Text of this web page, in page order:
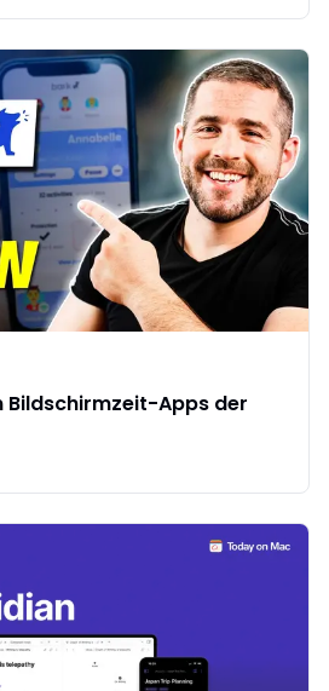
Bildschirmzeit-Apps der